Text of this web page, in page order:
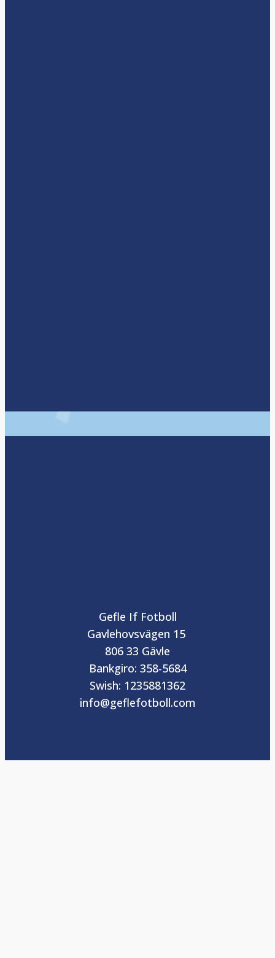
Gefle If Fotboll
Gavlehovsvägen 15
806 33 Gävle
Bankgiro: 358-5684
Swish: 1235881362
info@geflefotboll.com